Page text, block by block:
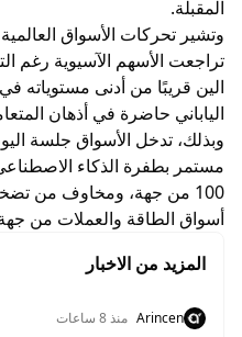
المقبلة.
وتشير تحركات الأسواق
تراجعت الأسهم الآسيوية رغم
الين قريبًا من أدنى مستوياته
الياباني حاضرة في أذهان
وبذلك، تدخل الأسواق جلسة
100 من جهة، ومخاوف من
أسواق الطاقة والعملات من
المزيد من الاخبار
Arincen منذ 8 ساعات